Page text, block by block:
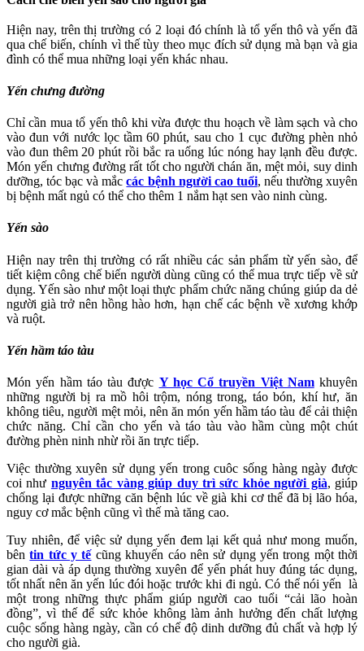
Hiện nay, trên thị trường có 2 loại đó chính là tổ yến thô và yến đã
qua chế biến, chính vì thế tùy theo mục đích sử dụng mà bạn và gia
đình có thể mua những loại yến khác nhau.
Yến chưng đường
Chỉ cần mua tổ yến thô khi vừa được thu hoạch về làm sạch và cho
vào đun với nước lọc tầm 60 phút, sau cho 1 cục đường phèn nhỏ
vào đun thêm 20 phút rồi bắc ra uống lúc nóng hay lạnh đều được.
Món yến chưng đường rất tốt cho người chán ăn, mệt mỏi, suy dinh
dưỡng, tóc bạc và mắccác bệnh người cao tuổi, nếu thường xuyên
bị bệnh mất ngủ có thể cho thêm 1 nắm hạt sen vào ninh cùng.
Yến sào
Hiện nay trên thị trường có rất nhiều các sản phẩm từ yến sào, để
tiết kiệm công chế biến người dùng cũng có thể mua trực tiếp về sử
dụng. Yến sào như một loại thực phẩm chức năng chúng giúp da dẻ
người già trở nên hồng hào hơn, hạn chế các bệnh về xương khớp
và ruột.
Yến hầm táo tàu
Món yến hầm táo tàu được Y học Cổ truyền Việt Namkhuyên
những người bị ra mồ hôi trộm, nóng trong, táo bón, khí hư, ăn
không tiêu, người mệt mỏi, nên ăn món yến hầm táo tàu để cải thiện
chức năng. Chỉ cần cho yến và táo tàu vào hầm cùng một chút
đường phèn ninh nhừ rồi ăn trực tiếp.
Việc thường xuyên sử dụng yến trong cuôc sống hàng ngày được
coi như nguyên tắc vàng giúp duy trì sức khỏe người già, giúp
chống lại được những căn bệnh lúc về già khi cơ thể đã bị lão hóa,
nguy cơ mắc bệnh cũng vì thế mà tăng cao.
Tuy nhiên, để việc sử dụng yến đem lại kết quả như mong muốn,
bêntin tức y tếcũng khuyến cáo nên sử dụng yến trong một thời
gian dài và áp dụng thường xuyên để yến phát huy đúng tác dụng,
tốt nhất nên ăn yến lúc đói hoặc trước khi đi ngủ. Có thể nói yến là
một trong những thực phẩm giúp người cao tuổi “cải lão hoàn
đồng”, vì thế để sức khỏe không làm ảnh hưởng đến chất lượng
cuộc sống hàng ngày, cần có chế độ dinh dưỡng đủ chất và hợp lý
cho người già.